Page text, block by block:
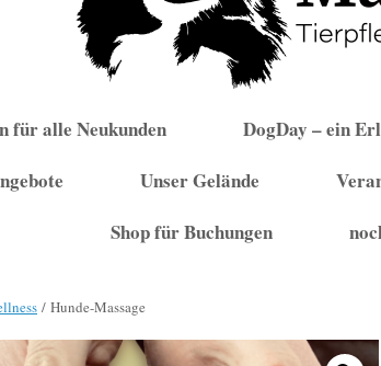
für alle Neukunden DogDay – ein
Unser Gelände
Shop für Buchungen
/ Hunde-Massage